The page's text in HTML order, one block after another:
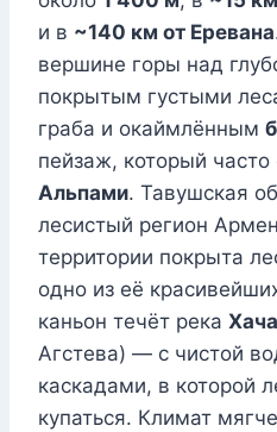
и в ~140 км от Еревана
вершине горы над
покрытым густыми
граба и окаймлённым
пейзаж, который
Альпами. Тавушская
лесистый регион
территории покрыта
одно из её
каньон течёт река
Агстева) — с чистой
каскадами, в которой
купаться. Климат